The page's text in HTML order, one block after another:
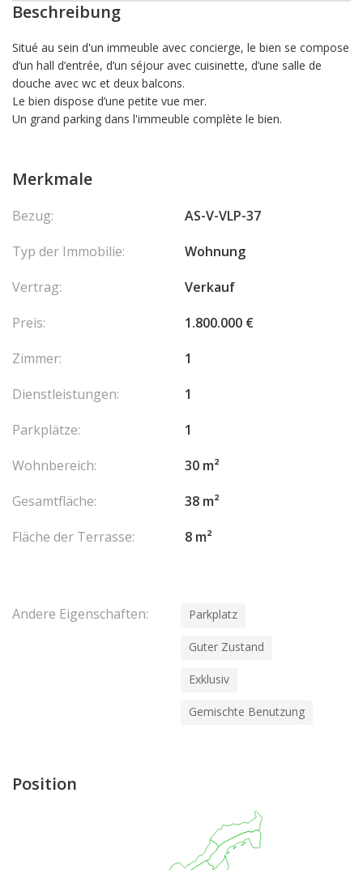
Beschreibung
Situé au sein d'un immeuble avec concierge, le bien se compose
d’un hall d’entrée, d’un séjour avec cuisinette, d’une salle de
douche avec wc et deux balcons.
Le bien dispose d’une petite vue mer.
Un grand parking dans l'immeuble complète le bien.
Merkmale
Bezug:
AS-V-VLP-37
Typ der Immobilie:
Wohnung
Vertrag:
Verkauf
Preis:
1.800.000 €
Zimmer:
1
Dienstleistungen:
1
Parkplätze:
1
Wohnbereich:
30 m²
Gesamtfläche:
38 m²
Fläche der Terrasse:
8 m²
Andere Eigenschaften: Parkplatz
Guter Zustand
Exklusiv
Gemischte Benutzung
Position